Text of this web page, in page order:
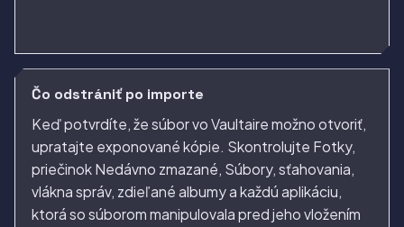
Čo odstrániť po importe
Keď potvrdíte, že súbor vo Vaultaire možno otvoriť,
upratajte exponované kópie. Skontrolujte Fotky,
priečinok Nedávno zmazané, Súbory, sťahovania,
vlákna správ, zdieľané albumy a každú aplikáciu,
ktorá so súborom manipulovala pred jeho vložením